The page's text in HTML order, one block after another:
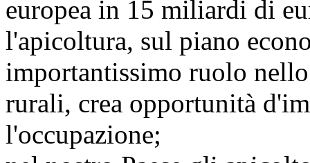
europea in 15 miliardi di
l'apicoltura, sul piano
importantissimo ruolo
rurali, crea opportunità
l'occupazione;